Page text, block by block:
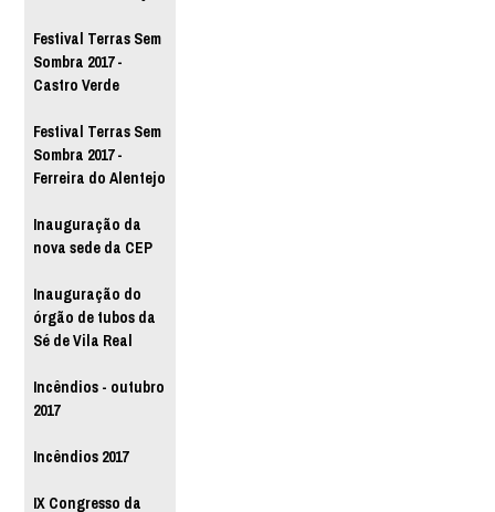
Festival Terras Sem
Sombra 2017 -
Castro Verde
Festival Terras Sem
Sombra 2017 -
Ferreira do Alentejo
Inauguração da
nova sede da CEP
Inauguração do
órgão de tubos da
Sé de Vila Real
Incêndios - outubro
2017
Incêndios 2017
IX Congresso da